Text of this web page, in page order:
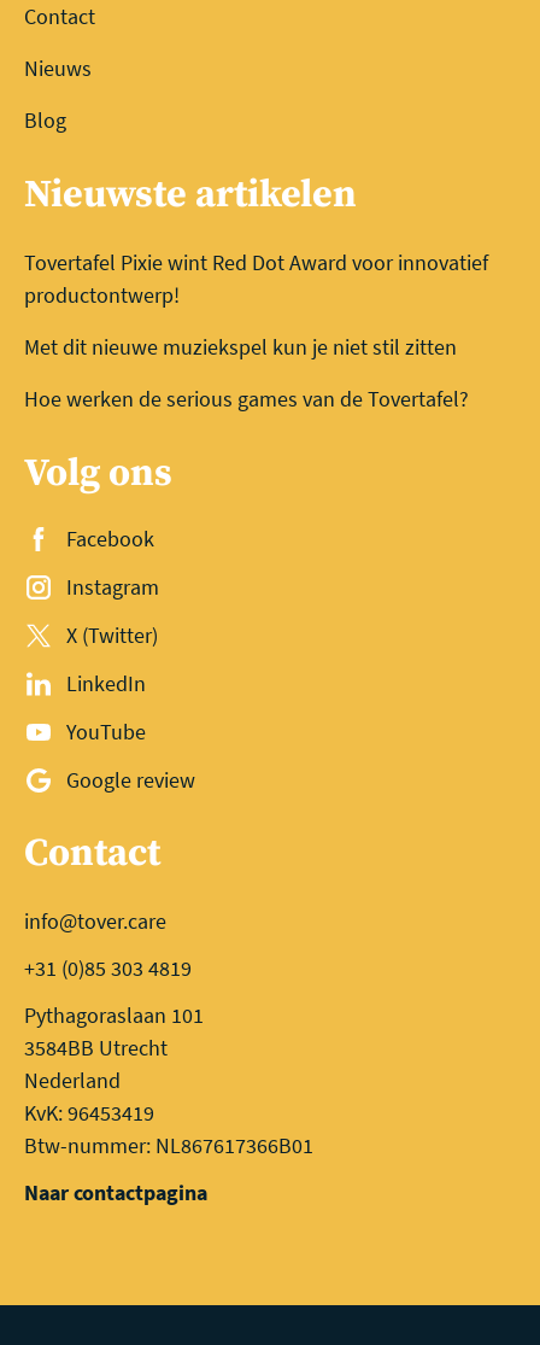
Contact
Nieuws
Blog
Nieuwste artikelen
Tovertafel Pixie wint Red Dot Award voor innovatief
productontwerp!
Met dit nieuwe muziekspel kun je niet stil zitten
Hoe werken de serious games van de Tovertafel?
Volg ons
Facebook
Instagram
X (Twitter)
LinkedIn
YouTube
Google review
Contact
info@tover.care
+31 (0)85 303 4819
Pythagoraslaan 101
3584BB Utrecht
Nederland
KvK: 96453419
Btw-nummer: NL867617366B01
Naar contactpagina